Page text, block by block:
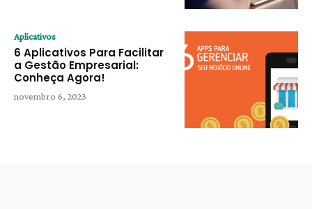
Aplicativos
6 Aplicativos Para Facilitar
a Gestão Empresarial:
Conheça Agora!
novembro 6, 2023